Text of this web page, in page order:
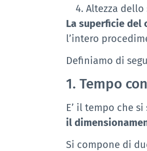
Altezza
La superficie del
l’intero
Definiamo di
1. Tempo
E’ il tempo che
il
Si compone di